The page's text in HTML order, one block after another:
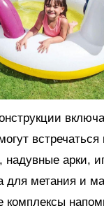
надувные арки,
для метания и
комплексы